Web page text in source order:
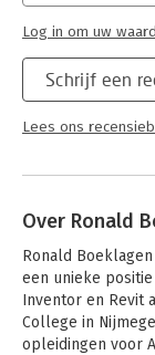
Op de site van de
instructiefilmpjes
voor de
Dit boek leert u
Revit 2020.
- Nederlandse
- Beginnende
- Gevorderde
- Uitgewerkte
- CADCollege
- Ook voor Revit
- Voor Windows
Schrijf een
Lees ons
Log in om uw
Over Ronald
Ronald
een unieke
Inventor en Revit
College in
opleidingen voor